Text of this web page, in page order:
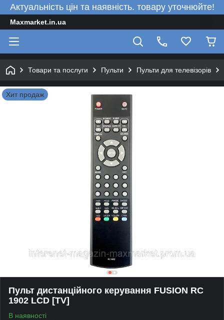
Актуальність цін та наявність. товару уточнюйте!
Maxmarket.in.ua
Товари та послуги Пульти Пульти для телевізорів
Хит продаж
Пульт дистанційного керування FUSION RC
1902 LCD [TV]
В наявності